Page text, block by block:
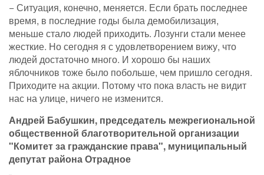
− Ситуация, конечно, меняется. Если брать последнее
время, в последние годы была демобилизация,
меньше стало людей приходить. Лозунги стали менее
жесткие. Но сегодня я с удовлетворением вижу, что
людей достаточно много. И хорошо бы наших
яблочников тоже было побольше, чем пришло сегодня.
Приходите на акции. Потому что пока власть не видит
нас на улице, ничего не изменится.
Андрей Бабушкин, председатель межрегиональной
общественной благотворительной организации
"Комитет за гражданские права", муниципальный
депутат района Отрадное